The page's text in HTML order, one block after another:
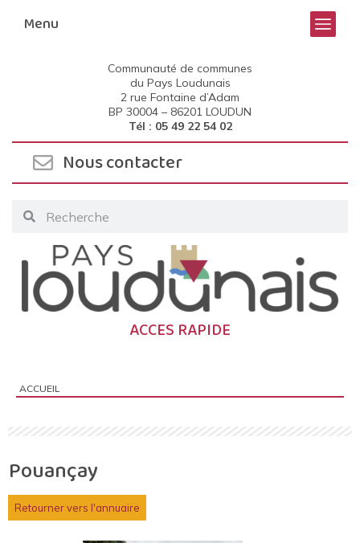
Menu
Communauté de communes
du Pays Loudunais
2 rue Fontaine d’Adam
BP 30004 – 86201 LOUDUN
Tél : 05 49 22 54 02
Nous contacter
ACCES RAPIDE
Vous êtes ici :
ACCUEIL
Pouançay
Retourner vers l'annuaire